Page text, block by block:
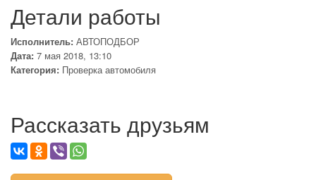
Детали работы
Исполнитель: АВТОПОДБОР
Дата: 7 мая 2018, 13:10
Категория: Проверка автомобиля
Рассказать друзьям